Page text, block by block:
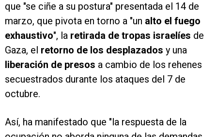
que "se ciñe a su postura" presentada el 14 de
marzo, que pivota en torno a "un alto el fuego
exhaustivo", la retirada de tropas israelíes de
Gaza, el retorno de los desplazados y una
liberación de presos a cambio de los rehenes
secuestrados durante los ataques del 7 de
octubre.
Así, ha manifestado que "la respuesta de la